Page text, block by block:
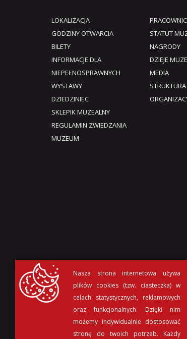
LOKALIZACJA
GODZINY OTWARCIA
BILETY
INFORMACJE DLA
NIEPEŁNOSPRAWNYCH
WYSTAWY
DZIEDZINIEC
SKLEPIK MUZEALNY
REGULAMIN ZWIEDZANIA
MUZEUM​
STATUT
NAGRODY
DZIEJE
MEDIA
STRUKTURA
Nasza strona internetowa używa
plików cookies (tzw. ciasteczka) w
celach statystycznych, reklamowych
oraz funkcjonalnych. Dzięki nim
możemy indywidualnie dostosować
stronę do twoich potrzeb. Każdy